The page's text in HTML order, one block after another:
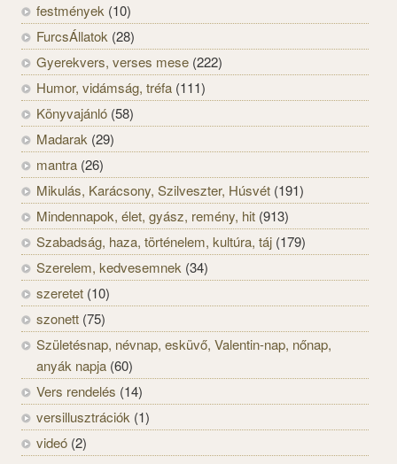
festmények (10)
FurcsÁllatok (28)
Gyerekvers, verses mese (222)
Humor, vidámság, tréfa (111)
Könyvajánló (58)
Madarak (29)
mantra (26)
Mikulás, Karácsony, Szilveszter, Húsvét (191)
Mindennapok, élet, gyász, remény, hit (913)
Szabadság, haza, történelem, kultúra, táj (179)
Szerelem, kedvesemnek (34)
szeretet (10)
szonett (75)
Születésnap, névnap, esküvő, Valentin-nap, nőnap,
anyák napja (60)
Vers rendelés (14)
versillusztrációk (1)
videó (2)